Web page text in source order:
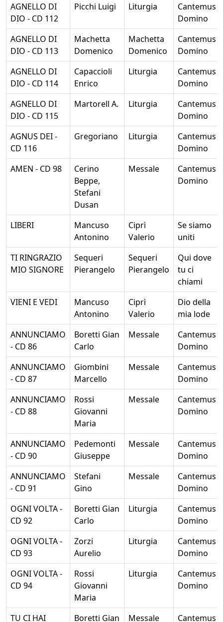
AGNELLO DI
DIO - CD 112
Picchi Luigi Liturgia
Cantemus
Domino
AGNELLO DI
DIO - CD 113
Machetta
Domenico
Machetta
Domenico
Cantemus
Domino
AGNELLO DI
DIO - CD 114
Capaccioli
Enrico
Liturgia
Cantemus
Domino
AGNELLO DI
DIO - CD 115
Martorell A. Liturgia
Cantemus
Domino
AGNUS DEI -
CD 116
Gregoriano Liturgia
Cantemus
Domino
AMEN - CD 98
Cerino
Beppe,
Stefani
Dusan
Messale
Cantemus
Domino
LIBERI
Mancuso
Antonino
Ciprì
Valerio
Se siamo
uniti
TI RINGRAZIO
MIO SIGNORE
Sequeri
Pierangelo
Sequeri
Pierangelo
Qui dove
tu ci
chiami
VIENI E VEDI
Mancuso
Antonino
Ciprì
Valerio
Dio della
mia lode
ANNUNCIAMO
- CD 86
Boretti Gian
Carlo
Messale
Cantemus
Domino
ANNUNCIAMO
- CD 87
Giombini
Marcello
Messale
Cantemus
Domino
ANNUNCIAMO
- CD 88
Rossi
Giovanni
Maria
Messale
Cantemus
Domino
ANNUNCIAMO
- CD 90
Pedemonti
Giuseppe
Messale
Cantemus
Domino
ANNUNCIAMO
- CD 91
Stefani
Gino
Messale
Cantemus
Domino
OGNI VOLTA -
CD 92
Boretti Gian
Carlo
Liturgia
Cantemus
Domino
OGNI VOLTA -
CD 93
Zorzi
Aurelio
Liturgia
Cantemus
Domino
OGNI VOLTA -
CD 94
Rossi
Giovanni
Maria
Liturgia
Cantemus
Domino
TU CI HAI
Boretti Gian
Messale
Cantemus